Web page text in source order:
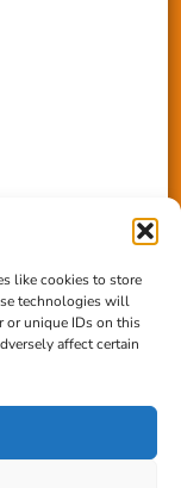
like cookies to store
technologies will
or unique IDs on this
affect certain
24